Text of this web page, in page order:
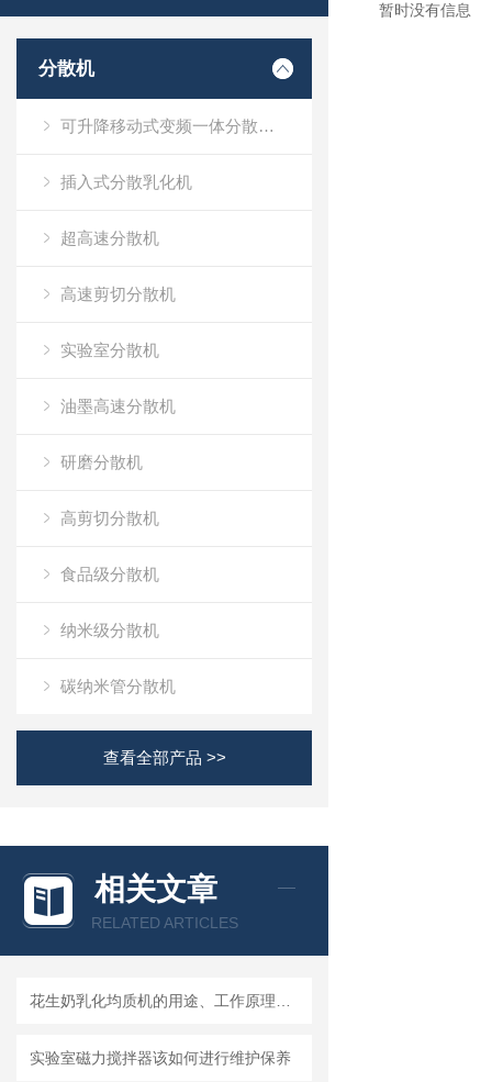
分散机
可升降移动式变频一体分散乳化机
插入式分散乳化机
超高速分散机
高速剪切分散机
实验室分散机
油墨高速分散机
研磨分散机
高剪切分散机
食品级分散机
纳米级分散机
碳纳米管分散机
查看全部产品 >>
相关文章
RELATED ARTICLES
实验室磁力搅拌器该如何进行维护保养
暂时没有信息